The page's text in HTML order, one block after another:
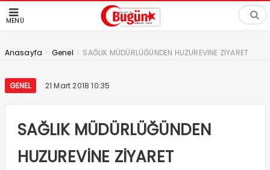
MENÜ
Anasayfa > Genel > SAĞLIK MÜDÜRLÜĞÜNDEN HUZUREVİNE ZİYARET
GENEL 21 Mart 2018 10:35
SAĞLIK MÜDÜRLÜĞÜNDEN
HUZUREVİNE ZİYARET